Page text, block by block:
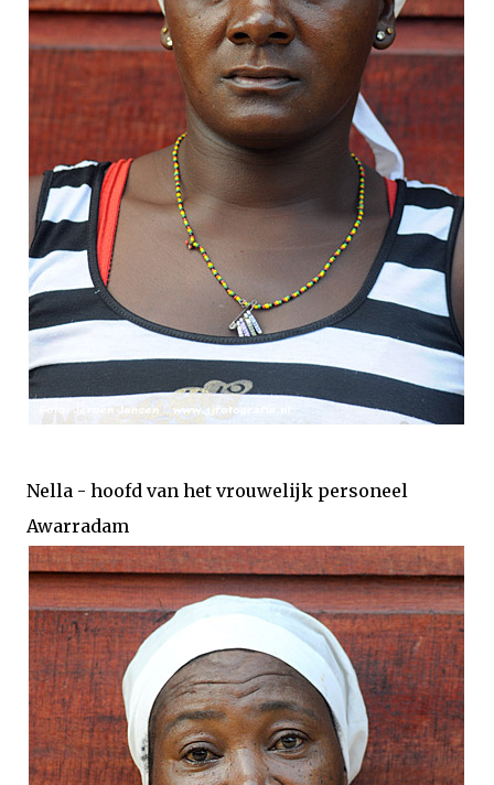
Nella - hoofd van het vrouwelijk personeel
Awarradam